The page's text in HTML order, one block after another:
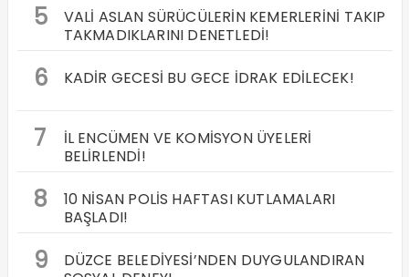
5
VALİ ASLAN SÜRÜCÜLERİN KEMERLERİNİ TAKIP
TAKMADIKLARINI DENETLEDİ!
6 KADİR GECESİ BU GECE İDRAK EDİLECEK!
7
İL ENCÜMEN VE KOMİSYON ÜYELERİ
BELİRLENDİ!
8
10 NİSAN POLİS HAFTASI KUTLAMALARI
BAŞLADI!
9
DÜZCE BELEDİYESİ’NDEN DUYGULANDIRAN